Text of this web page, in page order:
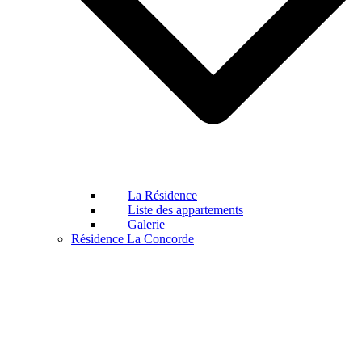
La Résidence
Liste des appartements
Galerie
Résidence La Concorde